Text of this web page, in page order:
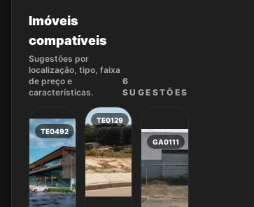
Imóveis
compatíveis
Sugestões por
localização, tipo, faixa
de preço e
características.
6
SUGESTÕES
TE0492
TE0129
GA0111